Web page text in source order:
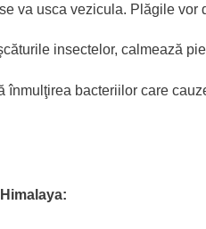
va usca vezicula. Plăgile vor
insectelor, calmează
bacteriilor care